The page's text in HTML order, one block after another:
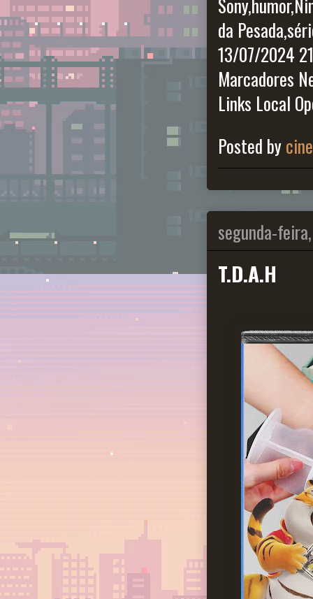
da
13/07/2024
Marcadores
Links Local
Posted by
segunda-
T.D.A.H